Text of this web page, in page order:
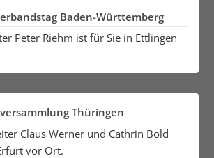
Baden-Württemberg
Peter Riehm ist für Sie in Ettlingen
Thüringen
Claus Werner und Cathrin Bold
vor Ort.